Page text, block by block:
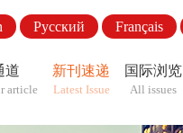
Pусский Français
道
article
新刊速递
Latest Issue
国际浏览
All issues